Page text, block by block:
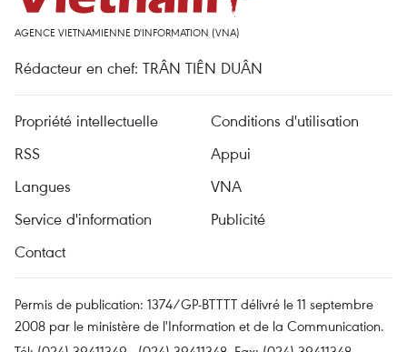
AGENCE VIETNAMIENNE D'INFORMATION (VNA)
Rédacteur en chef: TRÂN TIÊN DUÂN
Propriété intellectuelle
Conditions d'utilisation
RSS
Appui
Langues
VNA
Service d'information
Publicité
Contact
Permis de publication: 1374/GP-BTTTT délivré le 11 septembre
2008 par le ministère de l'Information et de la Communication.